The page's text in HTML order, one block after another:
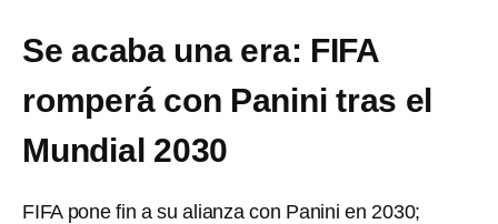
Se acaba una era: FIFA
romperá con Panini tras el
Mundial 2030
FIFA pone fin a su alianza con Panini en 2030;